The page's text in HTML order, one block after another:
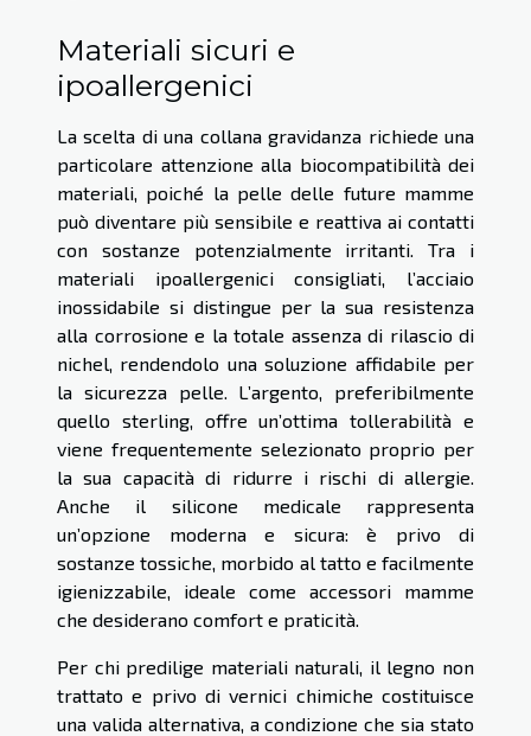
Materiali sicuri e
ipoallergenici
La scelta di una collana gravidanza richiede una
particolare attenzione alla biocompatibilità dei
materiali, poiché la pelle delle future mamme
può diventare più sensibile e reattiva ai contatti
con sostanze potenzialmente irritanti. Tra i
materiali ipoallergenici consigliati, l’acciaio
inossidabile si distingue per la sua resistenza
alla corrosione e la totale assenza di rilascio di
nichel, rendendolo una soluzione affidabile per
la sicurezza pelle. L’argento, preferibilmente
quello sterling, offre un’ottima tollerabilità e
viene frequentemente selezionato proprio per
la sua capacità di ridurre i rischi di allergie.
Anche il silicone medicale rappresenta
un’opzione moderna e sicura: è privo di
sostanze tossiche, morbido al tatto e facilmente
igienizzabile, ideale come accessori mamme
che desiderano comfort e praticità.
Per chi predilige materiali naturali, il legno non
trattato e privo di vernici chimiche costituisce
una valida alternativa, a condizione che sia stato